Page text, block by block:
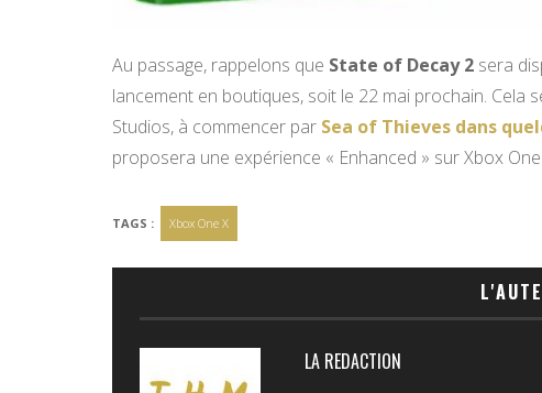
Au passage, rappelons que State of Decay 2 sera
lancement en boutiques, soit le 22 mai prochain.
Studios, à commencer par Sea of Thieves dans
proposera une expérience « Enhanced » sur Xbox One
TAGS : Xbox One X
LA REDACTION